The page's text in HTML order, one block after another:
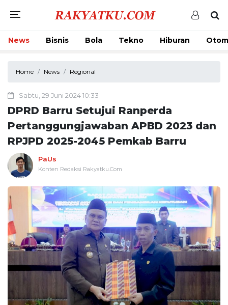
News Bisnis Bola Tekno Hiburan
Home News Regional
Sabtu, 29 Juni 2024 10:33
DPRD Barru Setujui Ranperda
Pertanggungjawaban APBD 2023 dan
RPJPD 2025-2045 Pemkab Barru
PaUs
Konten Redaksi Rakyatku.Com